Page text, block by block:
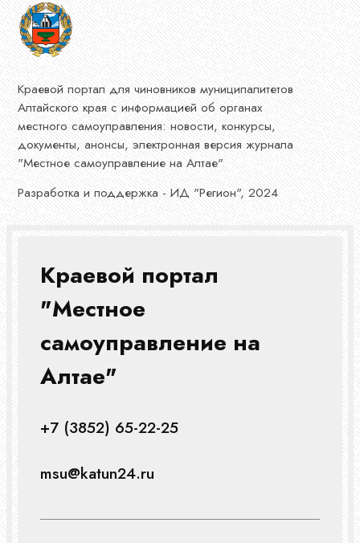
Краевой портал для чиновников муниципалитетов
Алтайского края с информацией об органах
местного самоуправления: новости, конкурсы,
документы, анонсы, электронная версия журнала
"Местное самоуправление на Алтае"
Разработка и поддержка - ИД "Регион", 2024
Краевой портал
"Местное
самоуправление на
Алтае"
+7 (3852) 65-22-25
msu@katun24.ru